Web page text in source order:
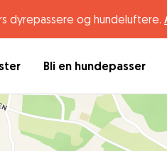
dyrepassere og hundeluftere.
Bli en hundepasser